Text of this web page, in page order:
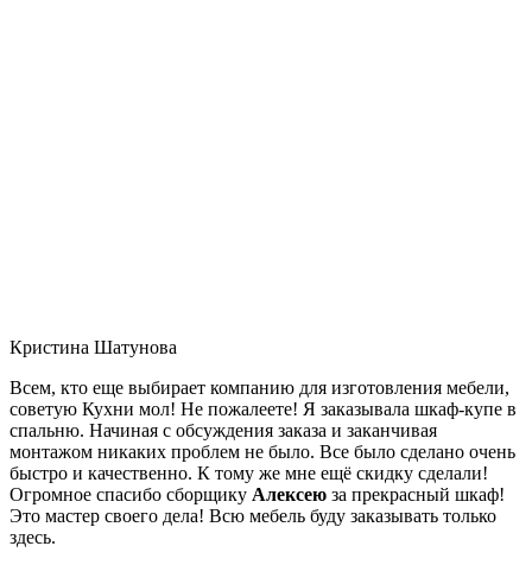
Кристина Шатунова
Всем, кто еще выбирает компанию для изготовления мебели,
советую Кухни мол! Не пожалеете! Я заказывала шкаф-купе в
спальню. Начиная с обсуждения заказа и заканчивая
монтажом никаких проблем не было. Все было сделано очень
быстро и качественно. К тому же мне ещё скидку сделали!
Огромное спасибо сборщику Алексею за прекрасный шкаф!
Это мастер своего дела! Всю мебель буду заказывать только
здесь.